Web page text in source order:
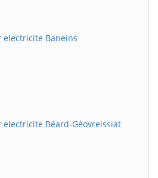
Baneins
Béard-Géovreissiat